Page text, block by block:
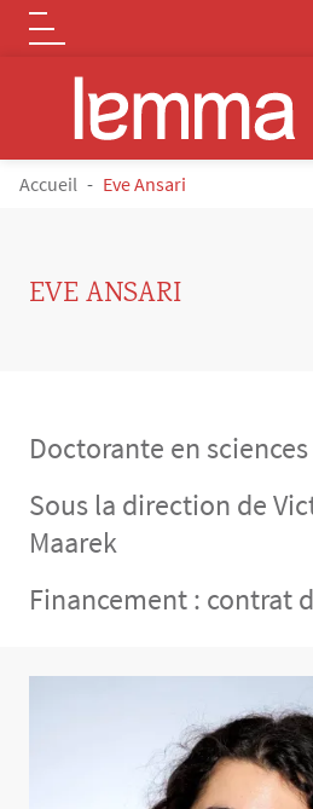
Aller au contenu principal
Logo
FIL D'ARIANE
Accueil Eve Ansari
EVE ANSARI
Doctorante en
Sous la direction de
Maarek
Financement : contrat